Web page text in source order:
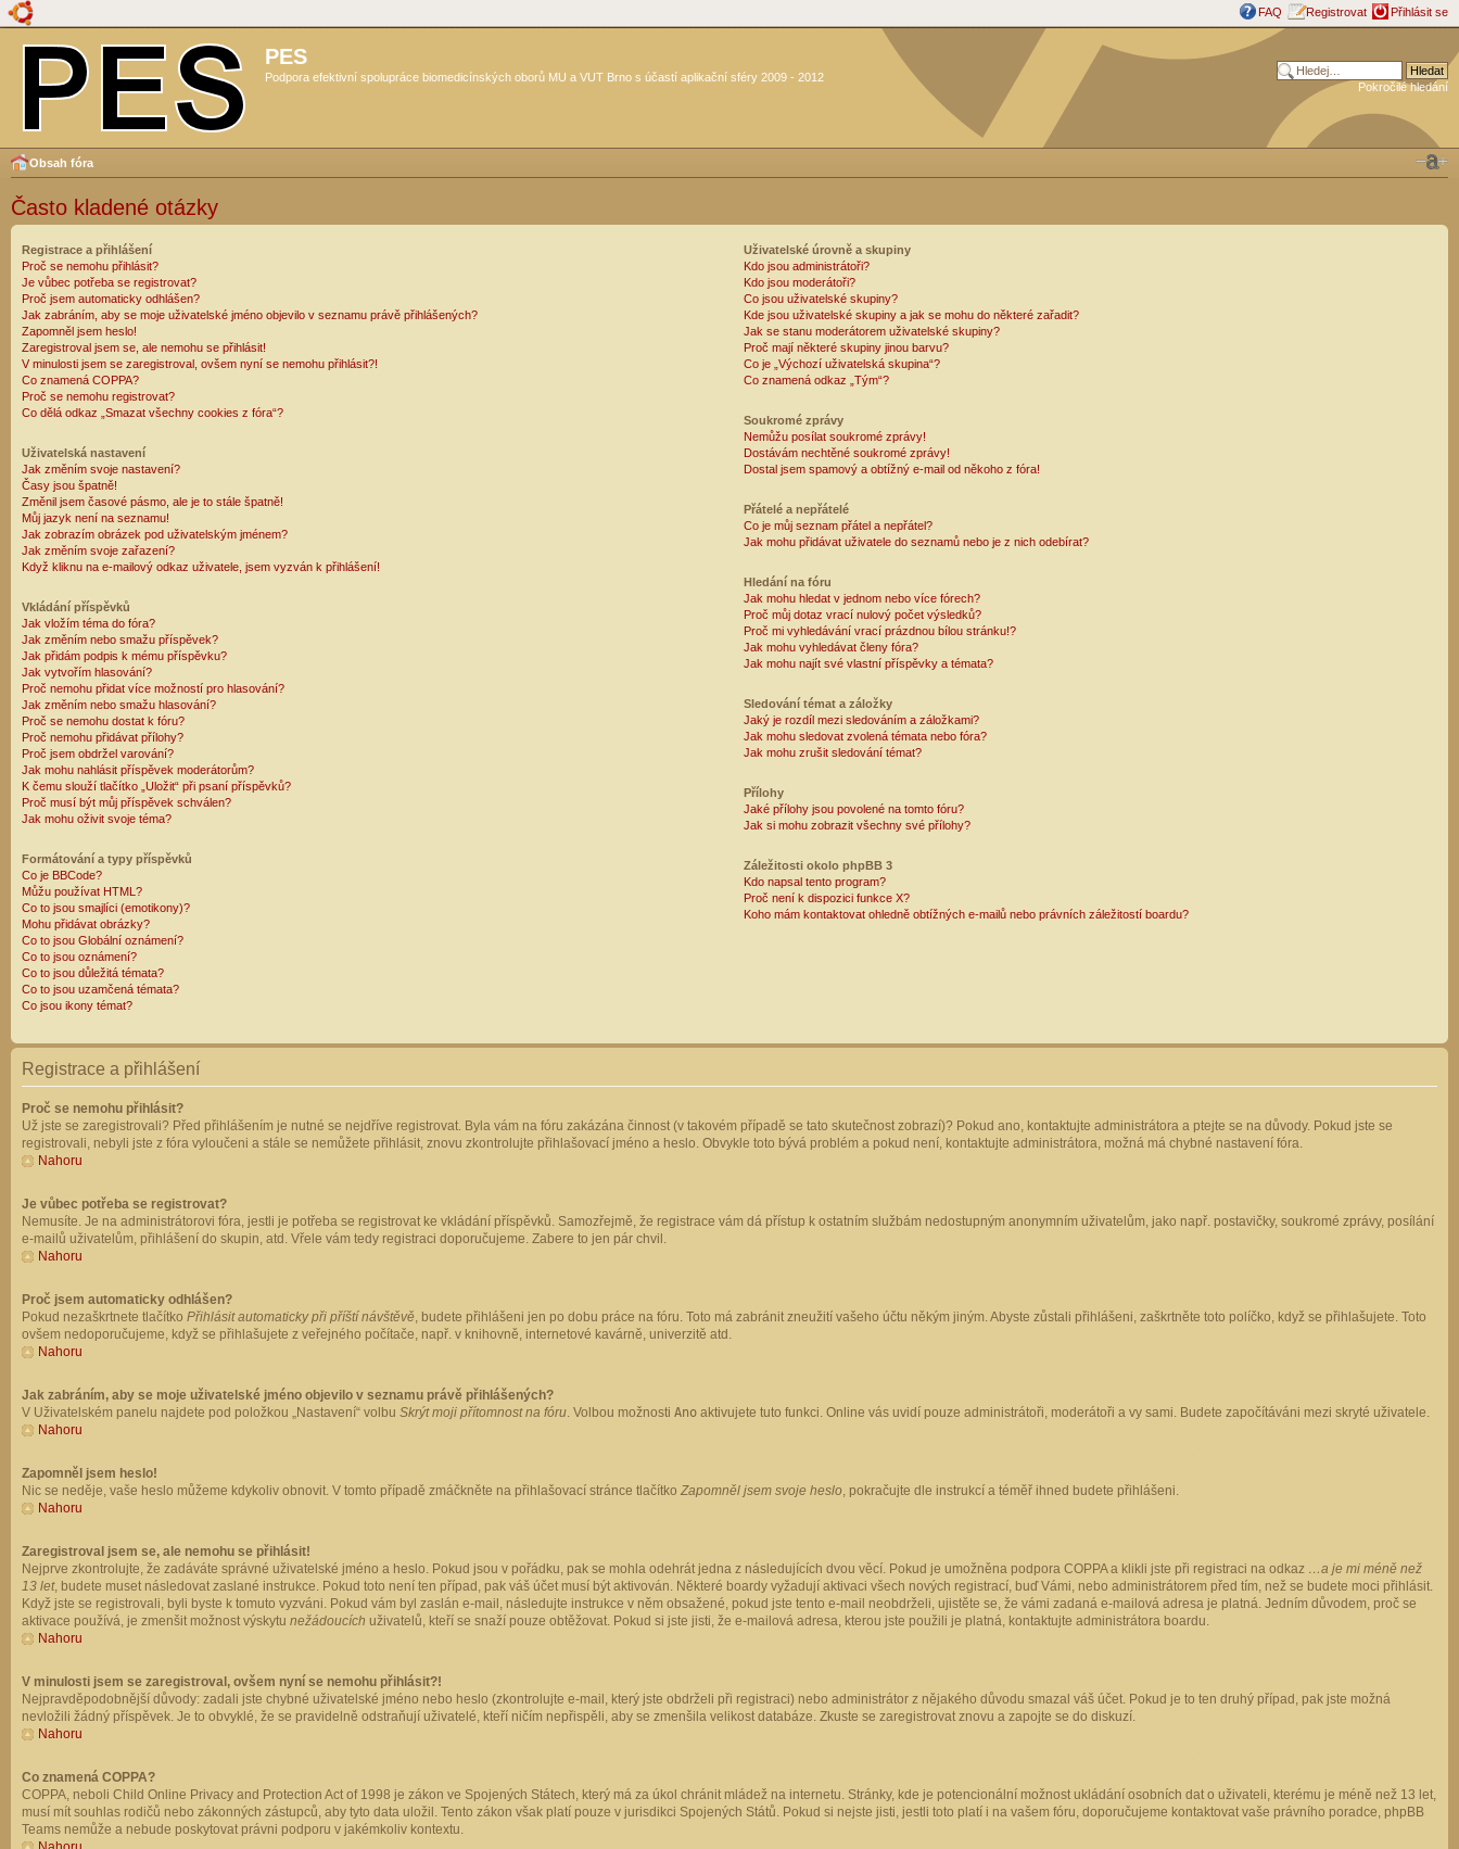
FAQ Registrovat Přihlásit se
PES
Podpora efektivní spolupráce biomedicínských oborů MU a VUT Brno s účastí aplikační sféry 2009 - 2012
Pokročilé hledání
Obsah fóra
Často kladené otázky
Registrace a přihlášení
Proč se nemohu přihlásit?
Je vůbec potřeba se registrovat?
Proč jsem automaticky odhlášen?
Jak zabráním, aby se moje uživatelské jméno objevilo v seznamu právě přihlášených?
Zapomněl jsem heslo!
Zaregistroval jsem se, ale nemohu se přihlásit!
V minulosti jsem se zaregistroval, ovšem nyní se nemohu přihlásit?!
Co znamená COPPA?
Proč se nemohu registrovat?
Co dělá odkaz „Smazat všechny cookies z fóra“?
Uživatelská nastavení
Jak změním svoje nastavení?
Časy jsou špatně!
Změnil jsem časové pásmo, ale je to stále špatně!
Můj jazyk není na seznamu!
Jak zobrazím obrázek pod uživatelským jménem?
Jak změním svoje zařazení?
Když kliknu na e-mailový odkaz uživatele, jsem vyzván k přihlášení!
Vkládání příspěvků
Jak vložím téma do fóra?
Jak změním nebo smažu příspěvek?
Jak přidám podpis k mému příspěvku?
Jak vytvořím hlasování?
Proč nemohu přidat více možností pro hlasování?
Jak změním nebo smažu hlasování?
Proč se nemohu dostat k fóru?
Proč nemohu přidávat přílohy?
Proč jsem obdržel varování?
Jak mohu nahlásit příspěvek moderátorům?
K čemu slouží tlačítko „Uložit“ při psaní příspěvků?
Proč musí být můj příspěvek schválen?
Jak mohu oživit svoje téma?
Formátování a typy příspěvků
Co je BBCode?
Můžu používat HTML?
Co to jsou smajlíci (emotikony)?
Mohu přidávat obrázky?
Co to jsou Globální oznámení?
Co to jsou oznámení?
Co to jsou důležitá témata?
Co to jsou uzamčená témata?
Co jsou ikony témat?
Uživatelské úrovně a skupiny
Kdo jsou administrátoři?
Kdo jsou moderátoři?
Co jsou uživatelské skupiny?
Kde jsou uživatelské skupiny a jak se mohu do některé zařadit?
Jak se stanu moderátorem uživatelské skupiny?
Proč mají některé skupiny jinou barvu?
Co je „Výchozí uživatelská skupina“?
Co znamená odkaz „Tým“?
Soukromé zprávy
Nemůžu posílat soukromé zprávy!
Dostávám nechtěné soukromé zprávy!
Dostal jsem spamový a obtížný e-mail od někoho z fóra!
Přátelé a nepřátelé
Co je můj seznam přátel a nepřátel?
Jak mohu přidávat uživatele do seznamů nebo je z nich odebírat?
Hledání na fóru
Jak mohu hledat v jednom nebo více fórech?
Proč můj dotaz vrací nulový počet výsledků?
Proč mi vyhledávání vrací prázdnou bílou stránku!?
Jak mohu vyhledávat členy fóra?
Jak mohu najít své vlastní příspěvky a témata?
Sledování témat a záložky
Jaký je rozdíl mezi sledováním a záložkami?
Jak mohu sledovat zvolená témata nebo fóra?
Jak mohu zrušit sledování témat?
Přílohy
Jaké přílohy jsou povolené na tomto fóru?
Jak si mohu zobrazit všechny své přílohy?
Záležitosti okolo phpBB 3
Kdo napsal tento program?
Proč není k dispozici funkce X?
Koho mám kontaktovat ohledně obtížných e-mailů nebo právních záležitostí boardu?
Registrace a přihlášení
Proč se nemohu přihlásit?
Už jste se zaregistrovali? Před přihlášením je nutné se nejdříve registrovat. Byla vám na fóru zakázána činnost (v takovém případě se tato skutečnost zobrazí)? Pokud ano, kontaktujte administrátora a ptejte se na důvody. Pokud jste se
registrovali, nebyli jste z fóra vyloučeni a stále se nemůžete přihlásit, znovu zkontrolujte přihlašovací jméno a heslo. Obvykle toto bývá problém a pokud není, kontaktujte administrátora, možná má chybné nastavení fóra.
Nahoru
Je vůbec potřeba se registrovat?
Nemusíte. Je na administrátorovi fóra, jestli je potřeba se registrovat ke vkládání příspěvků. Samozřejmě, že registrace vám dá přístup k ostatním službám nedostupným anonymním uživatelům, jako např. postavičky, soukromé zprávy, posílání
e-mailů uživatelům, přihlášení do skupin, atd. Vřele vám tedy registraci doporučujeme. Zabere to jen pár chvil.
Nahoru
Proč jsem automaticky odhlášen?
Pokud nezaškrtnete tlačítko Přihlásit automaticky při příští návštěvě, budete přihlášeni jen po dobu práce na fóru. Toto má zabránit zneužití vašeho účtu někým jiným. Abyste zůstali přihlášeni, zaškrtněte toto políčko, když se přihlašujete. Toto
ovšem nedoporučujeme, když se přihlašujete z veřejného počítače, např. v knihovně, internetové kavárně, univerzitě atd.
Nahoru
Jak zabráním, aby se moje uživatelské jméno objevilo v seznamu právě přihlášených?
V Uživatelském panelu najdete pod položkou „Nastavení“ volbu Skrýt moji přítomnost na fóru. Volbou možnosti Ano aktivujete tuto funkci. Online vás uvidí pouze administrátoři, moderátoři a vy sami. Budete započítáváni mezi skryté uživatele.
Nahoru
Zapomněl jsem heslo!
Nic se neděje, vaše heslo můžeme kdykoliv obnovit. V tomto případě zmáčkněte na přihlašovací stránce tlačítko Zapomněl jsem svoje heslo, pokračujte dle instrukcí a téměř ihned budete přihlášeni.
Nahoru
Zaregistroval jsem se, ale nemohu se přihlásit!
Nejprve zkontrolujte, že zadáváte správné uživatelské jméno a heslo. Pokud jsou v pořádku, pak se mohla odehrát jedna z následujících dvou věcí. Pokud je umožněna podpora COPPA a klikli jste při registraci na odkaz …a je mi méně než
13 let, budete muset následovat zaslané instrukce. Pokud toto není ten případ, pak váš účet musí být aktivován. Některé boardy vyžadují aktivaci všech nových registrací, buď Vámi, nebo administrátorem před tím, než se budete moci přihlásit.
Když jste se registrovali, byli byste k tomuto vyzváni. Pokud vám byl zaslán e-mail, následujte instrukce v něm obsažené, pokud jste tento e-mail neobdrželi, ujistěte se, že vámi zadaná e-mailová adresa je platná. Jedním důvodem, proč se
aktivace používá, je zmenšit možnost výskytu nežádoucích uživatelů, kteří se snaží pouze obtěžovat. Pokud si jste jisti, že e-mailová adresa, kterou jste použili je platná, kontaktujte administrátora boardu.
Nahoru
V minulosti jsem se zaregistroval, ovšem nyní se nemohu přihlásit?!
Nejpravděpodobnější důvody: zadali jste chybné uživatelské jméno nebo heslo (zkontrolujte e-mail, který jste obdrželi při registraci) nebo administrátor z nějakého důvodu smazal váš účet. Pokud je to ten druhý případ, pak jste možná
nevložili žádný příspěvek. Je to obvyklé, že se pravidelně odstraňují uživatelé, kteří ničím nepřispěli, aby se zmenšila velikost databáze. Zkuste se zaregistrovat znovu a zapojte se do diskuzí.
Nahoru
Co znamená COPPA?
COPPA, neboli Child Online Privacy and Protection Act of 1998 je zákon ve Spojených Státech, který má za úkol chránit mládež na internetu. Stránky, kde je potencionální možnost ukládání osobních dat o uživateli, kterému je méně než 13 let,
musí mít souhlas rodičů nebo zákonných zástupců, aby tyto data uložil. Tento zákon však platí pouze v jurisdikci Spojených Států. Pokud si nejste jisti, jestli toto platí i na vašem fóru, doporučujeme kontaktovat vaše právního poradce, phpBB
Teams nemůže a nebude poskytovat právni podporu v jakémkoliv kontextu.